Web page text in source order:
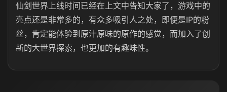
仙剑世界上线时间已经在上文中告知大家了，游戏中的
亮点还是非常多的，有众多吸引人之处，即便是IP的粉
丝，肯定能体验到原汁原味的原作的感觉，而加入了创
新的大世界探索，也更加的有趣味性。